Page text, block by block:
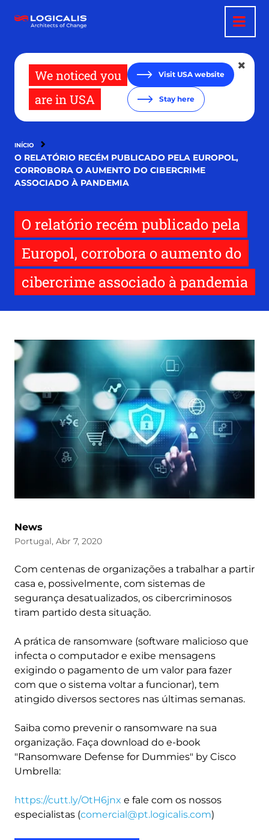
para
We noticed you
are in USA
Visit USA website
Stay here
INÍCIO
O RELATÓRIO RECÉM PUBLICADO PELA EUROPOL,
CORROBORA O AUMENTO DO CIBERCRIME
ASSOCIADO À PANDEMIA
O relatório recém publicado pela
Europol, corrobora o aumento do
cibercrime associado à pandemia
News
Portugal, Abr 7, 2020
Com centenas de organizações a trabalhar a partir
casa e, possivelmente, com sistemas de
segurança desatualizados, os cibercriminosos
tiram partido desta situação.
A prática de ransomware (software malicioso que
infecta o computador e exibe mensagens
exigindo o pagamento de um valor para fazer
com que o sistema voltar a funcionar), tem
atingido diversos sectores nas últimas semanas.
Saiba como prevenir o ransomware na sua
organização. Faça download do e-book
"Ransomware Defense for Dummies" by Cisco
Umbrella:
https://cutt.ly/OtH6jnx e fale com os nossos
especialistas (comercial@pt.logicalis.com)